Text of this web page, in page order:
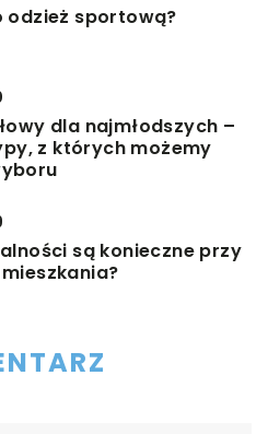
odzież sportową?
dla najmłodszych –
z których możemy
są konieczne przy